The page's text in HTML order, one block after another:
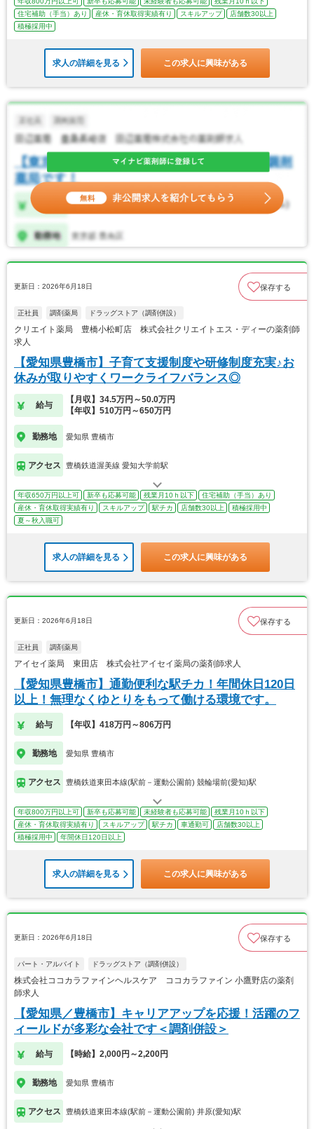
住宅補助（手当）あり
産休・育休取得実績有り スキルアップ
店舗数30以上
積極採用中
求人の詳細を見る この求人に興味がある
更新日：2026年6月18日 保存する
正社員 調剤薬局 ドラッグストア（調剤併設）
クリエイト薬局 豊橋小松町店 株式会社クリエイトエス・ディーの薬剤師
求人
【愛知県豊橋市】子育て支援制度や研修制度充実♪お
休みが取りやすくワークライフバランス◎
給与
【月収】34.5万円～50.0万円
【年収】510万円～650万円
勤務地 愛知県 豊橋市
アクセス 豊橋鉄道渥美線 愛知大学前駅
年収650万円以上可 新卒も応募可能 残業月10ｈ以下
住宅補助（手当）あり
産休・育休取得実績有り
スキルアップ 駅チカ 店舗数30以上
積極採用中
夏～秋入職可
求人の詳細を見る この求人に興味がある
更新日：2026年6月18日 保存する
正社員 調剤薬局
アイセイ薬局 東田店 株式会社アイセイ薬局の薬剤師求人
【愛知県豊橋市】通勤便利な駅チカ！年間休日120日
以上！無理なくゆとりをもって働ける環境です。
給与 【年収】418万円～806万円
勤務地 愛知県 豊橋市
アクセス 豊橋鉄道東田本線(駅前－運動公園前) 競輪場前(愛知)駅
年収800万円以上可 新卒も応募可能 未経験者も応募可能
残業月10ｈ以下
産休・育休取得実績有り
スキルアップ 駅チカ 車通勤可
店舗数30以上
積極採用中
年間休日120日以上
求人の詳細を見る この求人に興味がある
更新日：2026年6月18日 保存する
パート・アルバイト ドラッグストア（調剤併設）
株式会社ココカラファインヘルスケア ココカラファイン 小鷹野店の薬剤
師求人
【愛知県／豊橋市】キャリアアップを応援！活躍のフ
ィールドが多彩な会社です＜調剤併設＞
給与 【時給】2,000円～2,200円
勤務地 愛知県 豊橋市
アクセス 豊橋鉄道東田本線(駅前－運動公園前) 井原(愛知)駅